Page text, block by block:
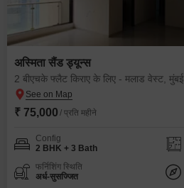
अस्मिता सैंड ड्यून्स
2 बीएचके फ्लैट किराए के लिए - मलाड वेस्ट, मुंबई
₹ 75,000 / प्रति महीने
Config
2 BHK + 3 Bath
फर्निशिंग स्थिति
अर्ध-सुसज्जित